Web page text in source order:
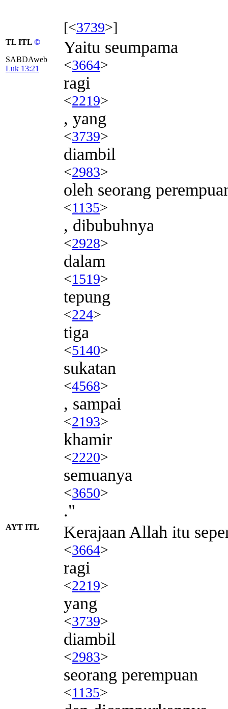
[<3739>]
TL ITL ©
SABDAweb
Luk 13:21
Yaitu seumpama
<3664>
ragi
<2219>
, yang
<3739>
diambil
<2983>
oleh seorang
<1135>
, dibubuhnya
<2928>
dalam
<1519>
tepung
<224>
tiga
<5140>
sukatan
<4568>
, sampai
<2193>
khamir
<2220>
semuanya
<3650>
."
AYT ITL Kerajaan Allah itu
<3664>
ragi
<2219>
yang
<3739>
diambil
<2983>
seorang perempuan
<1135>